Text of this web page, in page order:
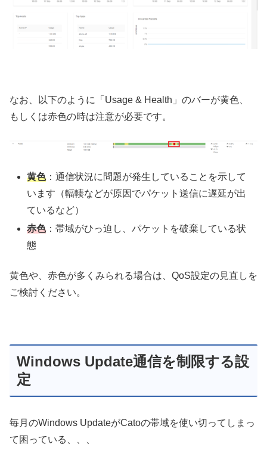
なお、以下のように「Usage & Health」のバーが黄色、
もしくは赤色の時は注意が必要です。
黄色：通信状況に問題が発生していることを示して
います（輻輳などが原因でパケット送信に遅延が出
ているなど）
赤色：帯域がひっ迫し、パケットを破棄している状
態
黄色や、赤色が多くみられる場合は、QoS設定の見直しを
ご検討ください。
Windows Update通信を制限する設
定
毎月のWindows UpdateがCatoの帯域を使い切ってしまっ
て困っている、、、